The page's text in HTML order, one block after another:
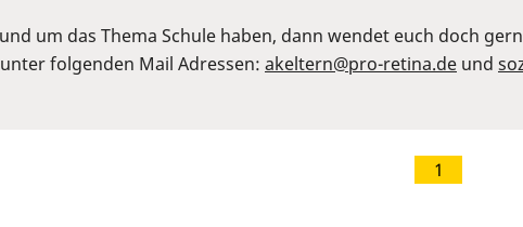
um das Thema Schule haben, dann wendet euch doch
folgenden Mail Adressen: akeltern@pro-retina.de und
1